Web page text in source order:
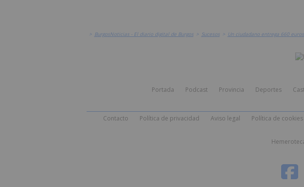
> BurgosNoticias - El diario digital de Burgos > Sucesos > Un ciudadano entrega 660
Portada Podcast Provincia Deportes
Contacto Política de privacidad Aviso legal Política de cookies